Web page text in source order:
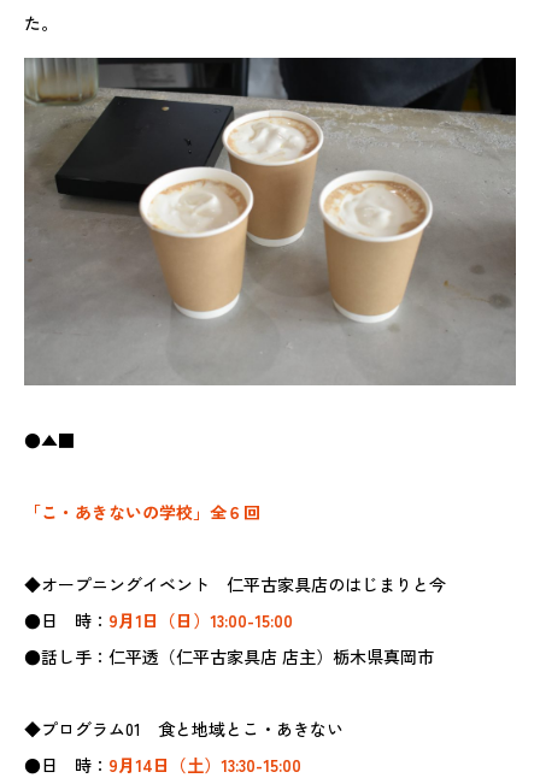
た。
●▲■
「こ・あきないの学校」全６回
◆オープニングイベント 仁平古家具店のはじまりと今
●日 時： 9月1日（日）13:00-15:00
●話し手：仁平透（仁平古家具店 店主）栃木県真岡市
◆プログラム01 食と地域とこ・あきない
●日 時： 9月14日（土）13:30-15:00